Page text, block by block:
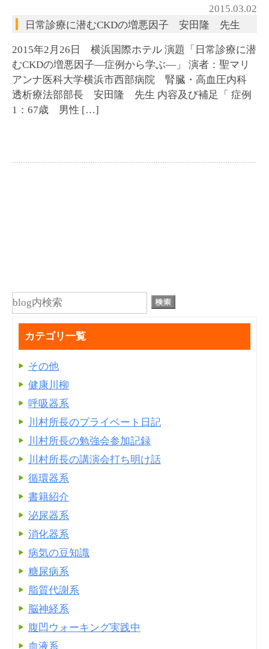
2015.03.02
日常診療に潜むCKDの増悪因子 安田隆 先生
2015年2月26日 横浜国際ホテル 演題「日常診療に潜
むCKDの増悪因子―症例から学ぶ―」 演者：聖マリ
アンナ医科大学横浜市西部病院 腎臓・高血圧内科
透析療法部部長 安田隆 先生 内容及び補足「 症例
1：67歳 男性 […]
カテゴリ一覧
その他
健康川柳
呼吸器系
川村所長のプライベート日記
川村所長の勉強会参加記録
川村所長の講演会打ち明け話
循環器系
書籍紹介
泌尿器系
消化器系
病気の豆知識
糖尿病系
脂質代謝系
脳神経系
腹凹ウォーキング実践中
血液系